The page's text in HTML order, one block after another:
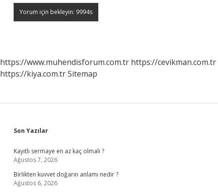
https://www.muhendisforum.com.tr https://cevikman.com.tr
https://kiya.com.trSitemap
Sidebar
Son Yazılar
Kayıtlı sermaye en az kaç olmalı ?
Ağustos 7, 2026
Birlikten kuvvet doğarın anlamı nedir ?
Ağustos 6, 2026